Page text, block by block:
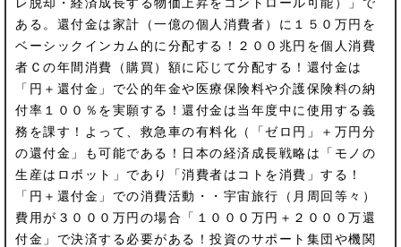
ある。還付金は家計（一億の個人消費者）に１５０万円を
ベーシックインカム的に分配する！２００兆円を個人消費
者Ｃの年間消費（購買）額に応じて分配する！還付金は
「円＋還付金」で公的年金や医療保険料や介護保険料の納
付率１００％を実願する！還付金は当年度中に使用する義
務を課す！よって、救急車の有料化（「ゼロ円」＋万円分
の還付金」も可能である！日本の経済成長戦略は「モノの
生産はロボット」であり「消費者はコトを消費」する！
「円＋還付金」での消費活動・・宇宙旅行（月周回等々）
費用が３０００万円の場合「１０００万円＋２０００万還
付金」で決済する必要がある！投資のサポート集団や機関